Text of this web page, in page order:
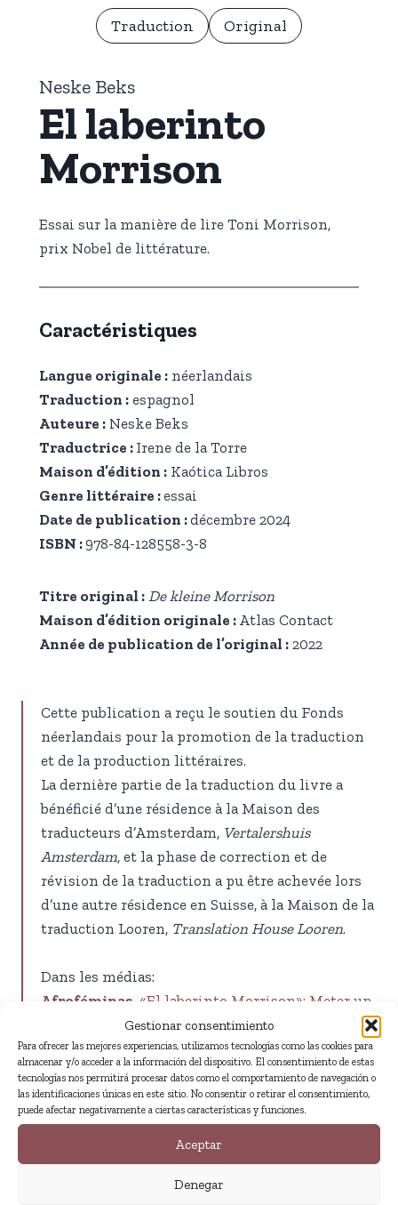
Gestionar consentimiento
Para ofrecer las mejores experiencias, utilizamos tecnologías como las cookies para
almacenar y/o acceder a la información del dispositivo. El consentimiento de estas
tecnologías nos permitirá procesar datos como el comportamiento de navegación o
las identificaciones únicas en este sitio. No consentir o retirar el consentimiento,
puede afectar negativamente a ciertas características y funciones.
Aceptar
Denegar
Traduction Original
Neske Beks
El laberinto
Morrison
Essai sur la manière de lire Toni Morrison,
prix Nobel de littérature.
Caractéristiques
Langue originale : néerlandais
Traduction : espagnol
Auteure : Neske Beks
Traductrice : Irene de la Torre
Maison d’édition : Kaótica Libros
Genre littéraire :essai
Date de publication :décembre 2024
ISBN :978-84-128558-3-8
Titre original : De kleine Morrison
Maison d’édition originale : Atlas Contact
Année de publication de l’original : 2022
Cette publication a reçu le soutien du Fonds
néerlandais pour la promotion de la traduction
et de la production littéraires.
La dernière partie de la traduction du livre a
bénéficié d’une résidence à la Maison des
traducteurs d’Amsterdam, Vertalershuis
Amsterdam, et la phase de correction et de
révision de la traduction a pu être achevée lors
d’une autre résidence en Suisse, à la Maison de la
traduction Looren, Translation House Looren.
Dans les médias:
Afroféminas. «El laberinto Morrison»: Meter un
universo en un armario de cocina.
Extrait